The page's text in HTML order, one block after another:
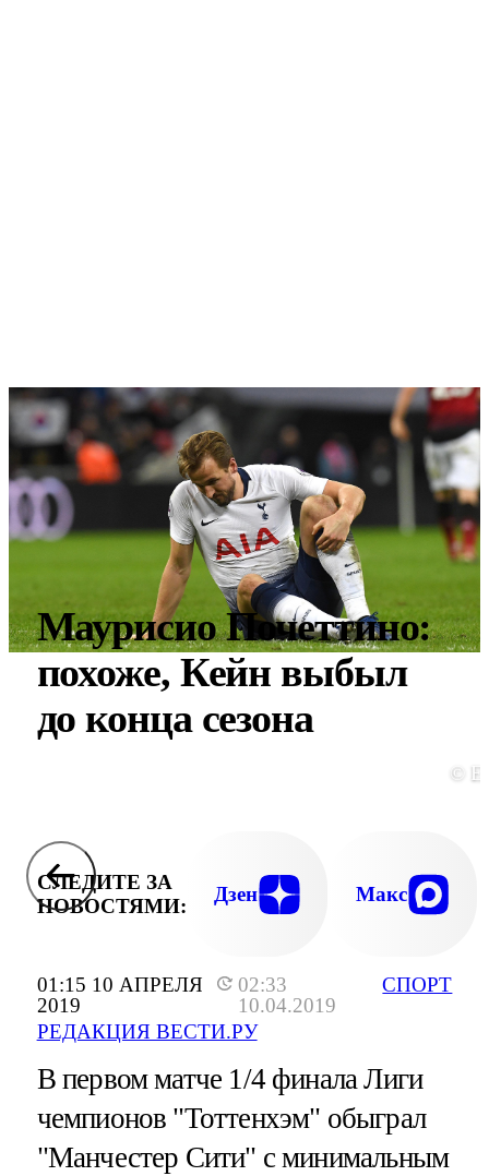
01:15 10 АПРЕЛЯ
2019
02:33
10.04.2019
РЕДАКЦИЯ ВЕСТИ.РУ
СПОРТ
Маурисио Почеттино:
похоже, Кейн выбыл
до конца сезона
©
СЛЕДИТЕ ЗА
НОВОСТЯМИ:
Дзен Макс
В первом матче 1/4 финала Лиги
чемпионов "Тоттенхэм" обыграл
"Манчестер Сити" с минимальным